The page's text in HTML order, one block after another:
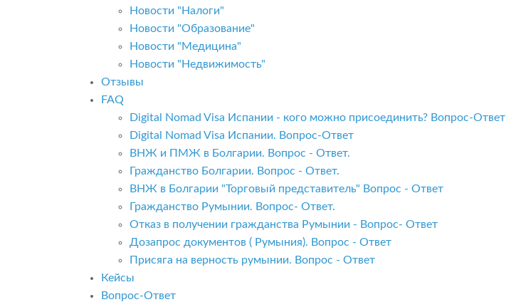
Новости "Налоги"
Новости "Образование"
Новости "Медицина"
Новости "Недвижимость"
Отзывы
FAQ
Digital Nomad Visa Испании - кого можно присоединить? Вопрос-Ответ
Digital Nomad Visa Испании. Вопрос-Ответ
ВНЖ и ПМЖ в Болгарии. Вопрос - Ответ.
Гражданство Болгарии. Вопрос - Ответ.
ВНЖ в Болгарии "Торговый представитель" Вопрос - Ответ
Гражданство Румынии. Вопрос- Ответ.
Отказ в получении гражданства Румынии - Вопрос- Ответ
Дозапрос документов ( Румыния). Вопрос - Ответ
Присяга на верность румынии. Вопрос - Ответ
Кейсы
Вопрос-Ответ